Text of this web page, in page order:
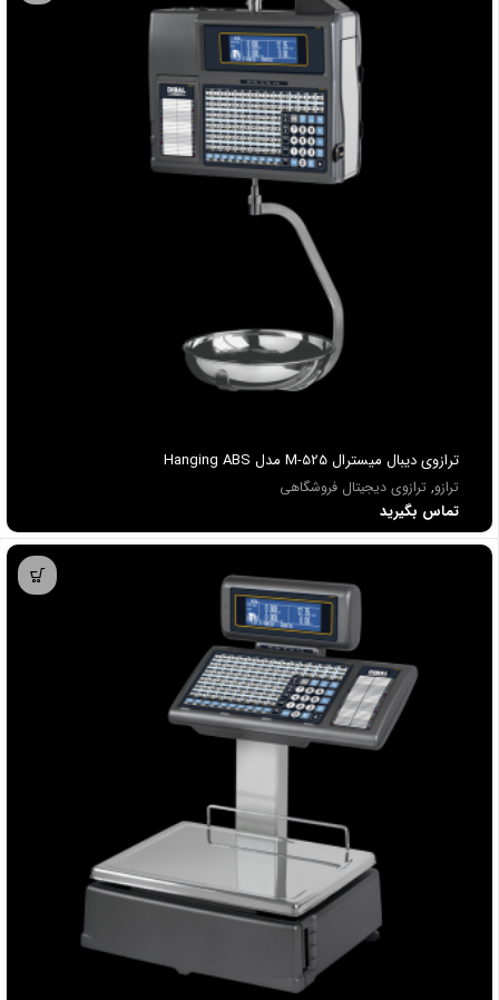
ترازوي ديبال میسترال M-525 مدل Hanging ABS
ترازو, ترازوی دیجیتال فروشگاهی
تماس بگیرید